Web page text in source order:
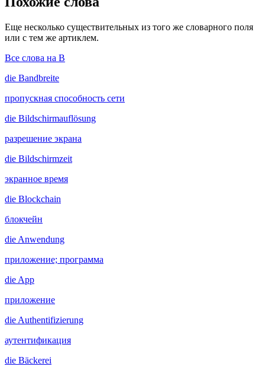
Еще несколько существительных из того же словарного поля
или с тем же артиклем.
Все слова на B
die Bandbreite
пропускная способность сети
die Bildschirmauflösung
разрешение экрана
die Bildschirmzeit
экранное время
die Blockchain
блокчейн
die Anwendung
приложение; программа
die App
приложение
die Authentifizierung
аутентификация
die Bäckerei